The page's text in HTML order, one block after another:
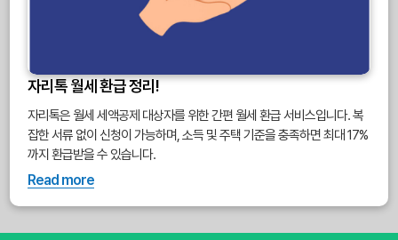
자리톡 월세 환급 정리!
자리톡은 월세 세액공제 대상자를 위한 간편 월세 환급 서비스입니다. 복
잡한 서류 없이 신청이 가능하며, 소득 및 주택 기준을 충족하면 최대 17%
까지 환급받을 수 있습니다.
Read more